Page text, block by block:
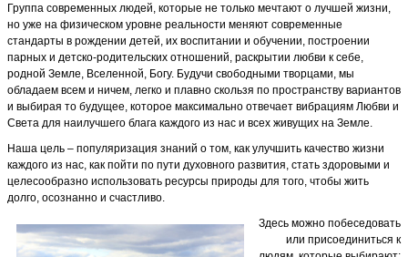
Группа современных людей, которые не только мечтают о лучшей жизни,
но уже на физическом уровне реальности меняют современные
стандарты в рождении детей, их воспитании и обучении, построении
парных и детско-родительских отношений, раскрытии любви к себе,
родной Земле, Вселенной, Богу. Будучи свободными творцами, мы
обладаем всем и ничем, легко и плавно скользя по пространству вариантов
и выбирая то будущее, которое максимально отвечает вибрациям Любви и
Света для наилучшего блага каждого из нас и всех живущих на Земле.
Наша цель – популяризация знаний о том, как улучшить качество жизни
каждого из нас, как пойти по пути духовного развития, стать здоровыми и
целесообразно использовать ресурсы природы для того, чтобы жить
долго, осознанно и счастливо.
Здесь можно побеседовать
или присоединиться к